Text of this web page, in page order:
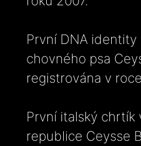
První DNA identity
chovného psa
registrována v
První italský chrtík
republice Ceysse